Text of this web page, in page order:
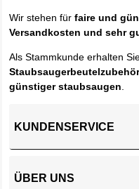
Wir stehen fürfaire und
Versandkosten und sehr
Als Stammkunde erhalten
günstiger staubsaugen.
KUNDENSERVICE
ÜBER UNS